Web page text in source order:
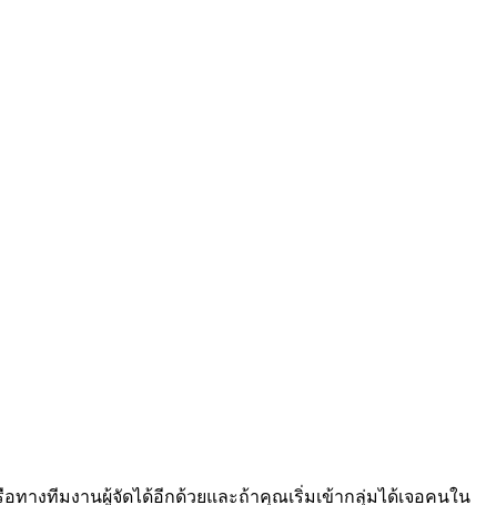
ทางทีมงานผู้จัดได้อีกด้วยและถ้าคุณเริ่มเข้ากลุ่มได้เจอคนใน